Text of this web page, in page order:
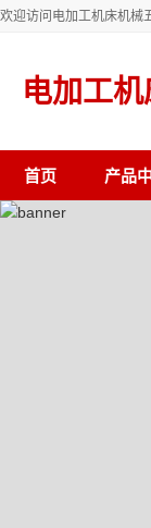
欢迎访问电加工机床机械
电加工
首页 产品